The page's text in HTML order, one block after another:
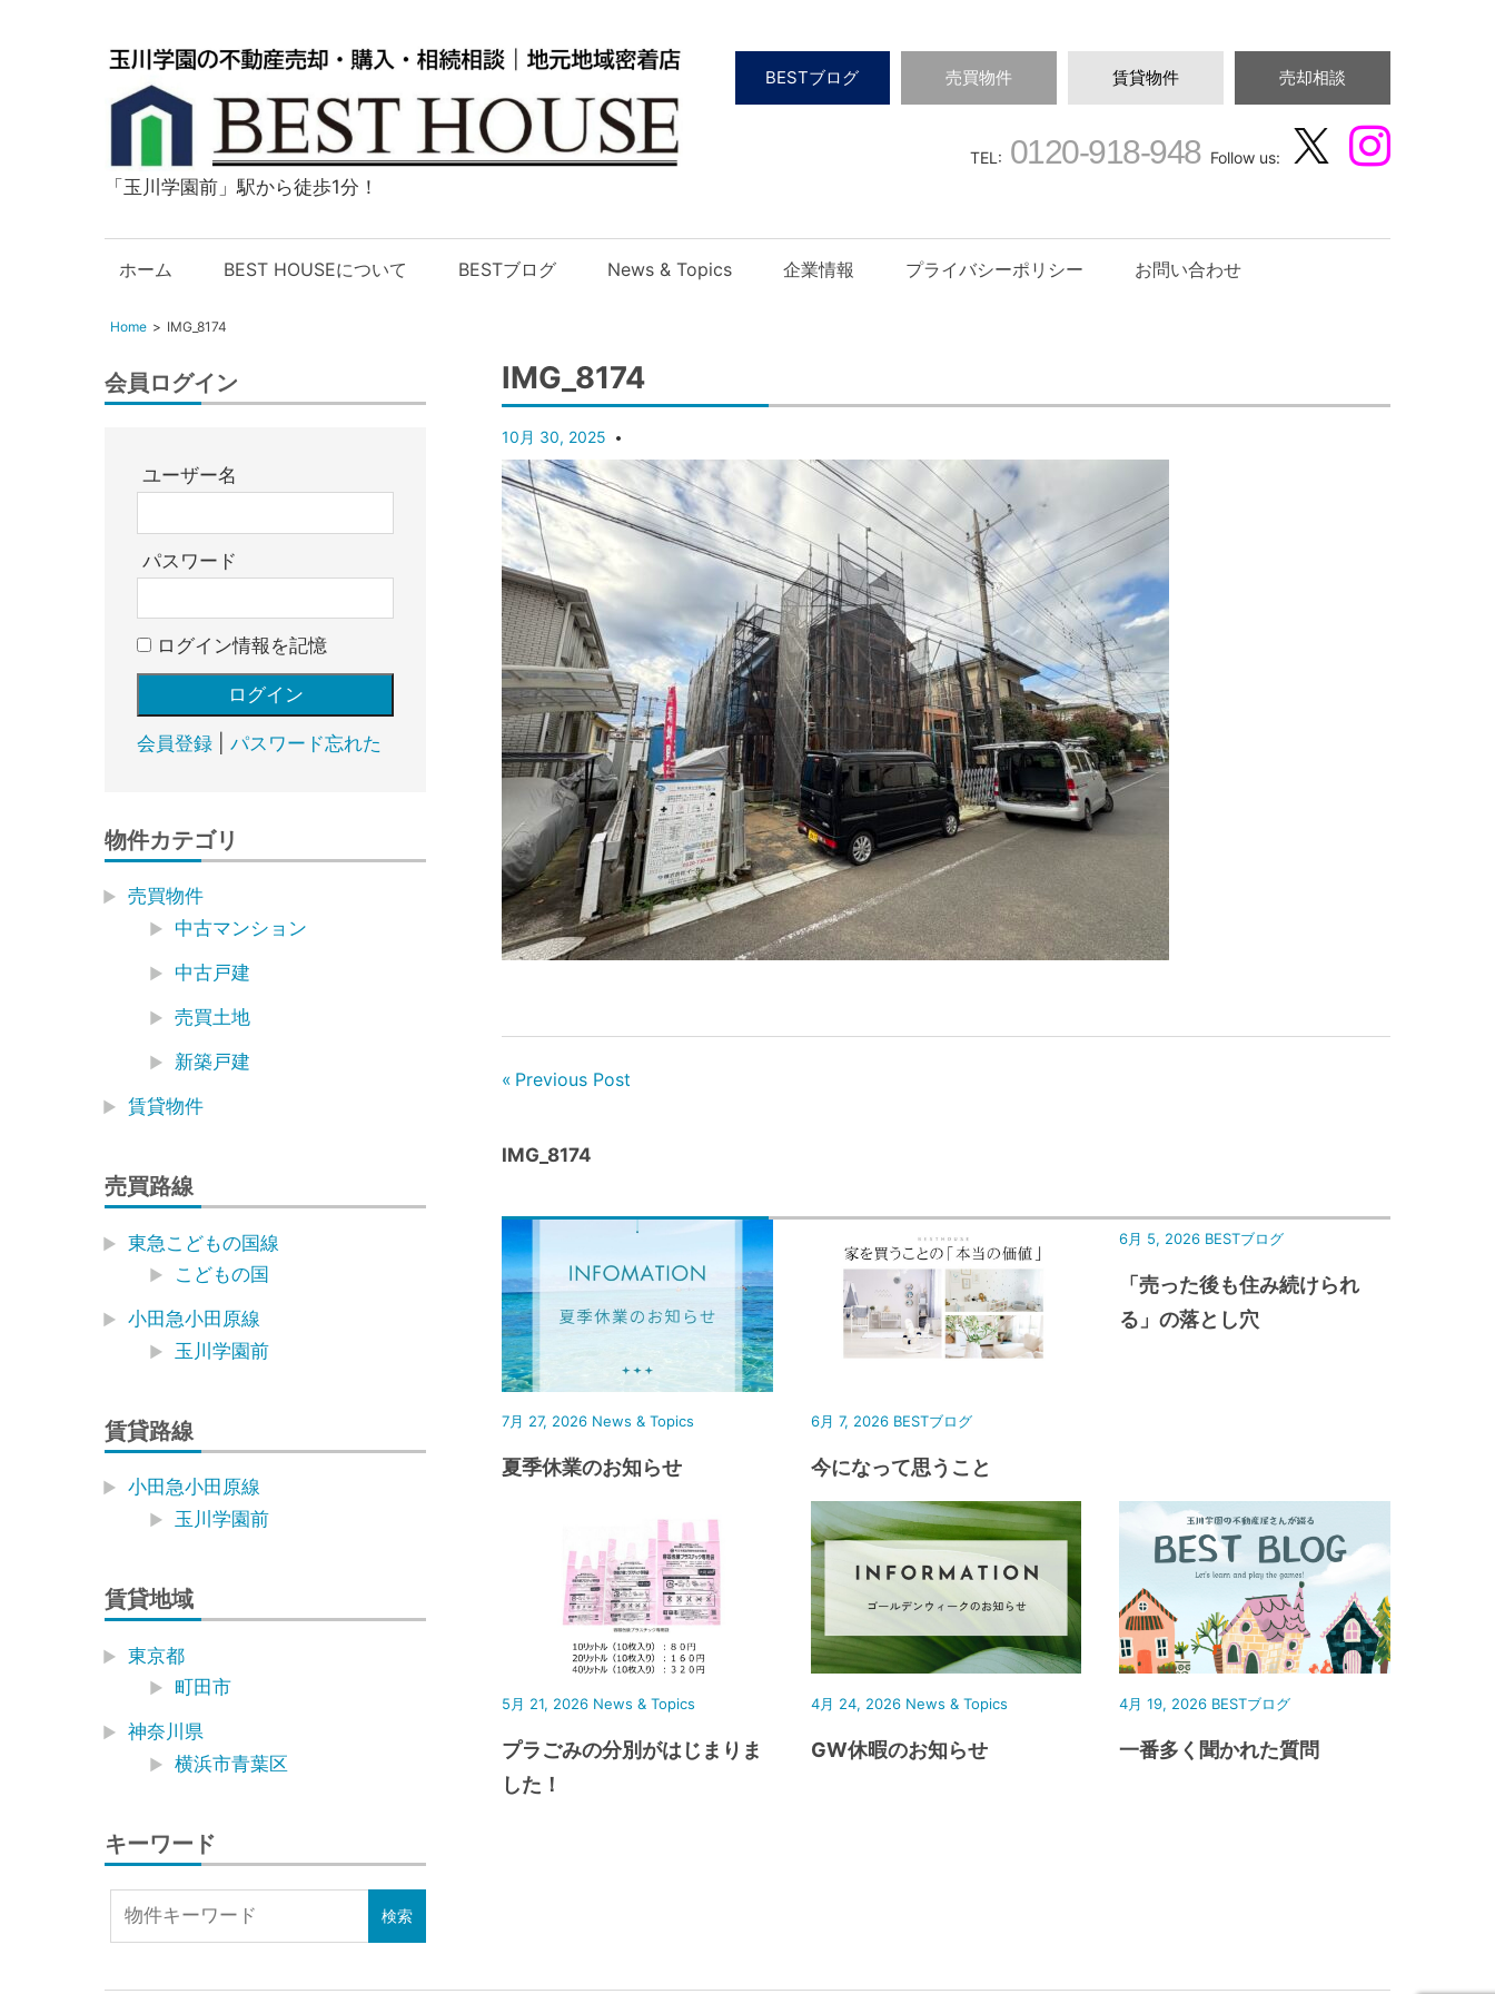
玉
学
の
動
産
入・
却・
BEST
HOUSE
「玉川学園前」駅から徒歩1分！
BESTブログ 売買物件 賃貸物件 売却相談
TEL: 0120-918-948Follow us:
ホーム BEST HOUSEについて BESTブログ News & Topics 企業情報 プライバシーポリシー お問い合わせ
Home IMG_8174
IMG_8174
10月 30, 2025
Previous Post
IMG_8174
7月 27, 2026 News & Topics
夏季休業のお知らせ
6月 7, 2026 BESTブログ
今になって思うこと
6月 5, 2026 BESTブログ
「売った後も住み続けられ
る」の落とし穴
5月 21, 2026 News & Topics
プラごみの分別がはじまりま
した！
4月 24, 2026 News & Topics
GW休暇のお知らせ
4月 19, 2026 BESTブログ
一番多く聞かれた質問
会員ログイン
ユーザー名
パスワード
ログイン情報を記憶
会員登録| パスワード忘れた
物件カテゴリ
売買物件
中古マンション
中古戸建
売買土地
新築戸建
賃貸物件
売買路線
東急こどもの国線
こどもの国
小田急小田原線
玉川学園前
賃貸路線
小田急小田原線
玉川学園前
賃貸地域
東京都
町田市
神奈川県
横浜市青葉区
キーワード